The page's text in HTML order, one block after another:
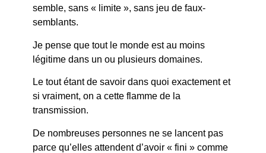
semble, sans « limite », sans jeu de faux-
semblants.
Je pense que tout le monde est au moins
légitime dans un ou plusieurs domaines.
Le tout étant de savoir dans quoi exactement et
si vraiment, on a cette flamme de la
transmission.
De nombreuses personnes ne se lancent pas
parce qu’elles attendent d’avoir « fini » comme